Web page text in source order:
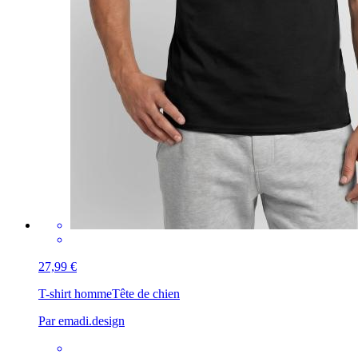
27,99 €
T-shirt hommeTête de chien
Par emadi.design